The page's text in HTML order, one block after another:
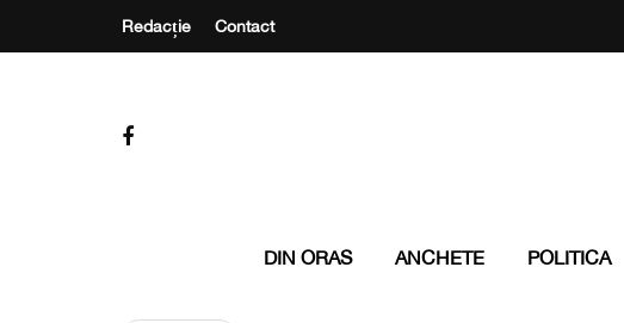
Redacție Contact
DIN ORAS ANCHETE POLITICA